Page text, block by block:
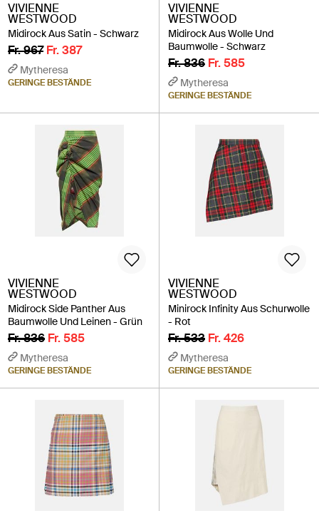
VIVIENNE
WESTWOOD
Midirock Aus Satin - Schwarz
Fr. 967 Fr. 387
Mytheresa
GERINGE BESTÄNDE
VIVIENNE
WESTWOOD
Midirock Aus Wolle Und
Baumwolle - Schwarz
Fr. 836 Fr. 585
Mytheresa
GERINGE BESTÄNDE
VIVIENNE
WESTWOOD
Midirock Side Panther Aus
Baumwolle Und Leinen - Grün
Fr. 836 Fr. 585
Mytheresa
GERINGE BESTÄNDE
VIVIENNE
WESTWOOD
Minirock Infinity Aus Schurwolle
- Rot
Fr. 533 Fr. 426
Mytheresa
GERINGE BESTÄNDE